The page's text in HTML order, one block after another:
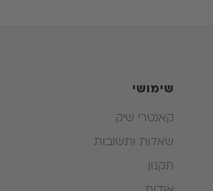
שימושי
קאנטרי שיק
שאלות ותשובות
תקנון